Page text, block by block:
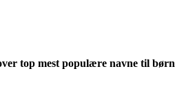
top mest populære navne til børn